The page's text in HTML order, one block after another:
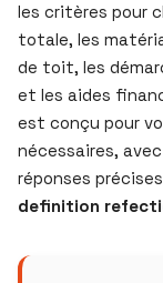
les critères pour
totale, les
de toit, les
et les aides
est conçu pour
nécessaires,
réponses
definition